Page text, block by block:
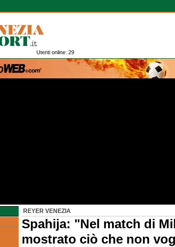
Utenti online: 29
REYER VENEZIA
Spahija: "Nel match di
mostrato ciò che non